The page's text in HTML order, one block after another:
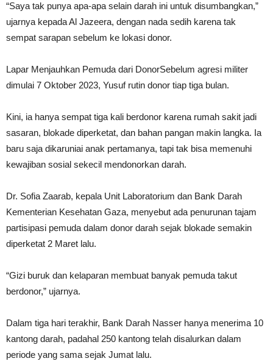
“Saya tak punya apa-apa selain darah ini untuk disumbangkan,”
ujarnya kepada Al Jazeera, dengan nada sedih karena tak
sempat sarapan sebelum ke lokasi donor.
Lapar Menjauhkan Pemuda dari DonorSebelum agresi militer
dimulai 7 Oktober 2023, Yusuf rutin donor tiap tiga bulan.
Kini, ia hanya sempat tiga kali berdonor karena rumah sakit jadi
sasaran, blokade diperketat, dan bahan pangan makin langka. Ia
baru saja dikaruniai anak pertamanya, tapi tak bisa memenuhi
kewajiban sosial sekecil mendonorkan darah.
Dr. Sofia Zaarab, kepala Unit Laboratorium dan Bank Darah
Kementerian Kesehatan Gaza, menyebut ada penurunan tajam
partisipasi pemuda dalam donor darah sejak blokade semakin
diperketat 2 Maret lalu.
“Gizi buruk dan kelaparan membuat banyak pemuda takut
berdonor,” ujarnya.
Dalam tiga hari terakhir, Bank Darah Nasser hanya menerima 10
kantong darah, padahal 250 kantong telah disalurkan dalam
periode yang sama sejak Jumat lalu.